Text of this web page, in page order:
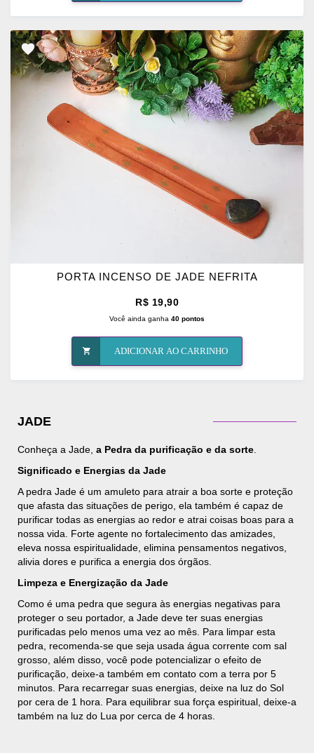
ADICIONAR
OS
FAVORITOS
PORTA INCENSO DE JADE NEFRITA
R$ 19,90
Você ainda ganha 40 pontos
ADICIONAR AO CARRINHO
JADE
Conheça a Jade, a Pedra da purificação e da sorte
Significado e Energias da Jade
A pedra Jade é um amuleto para atrair a boa sorte e proteção
que afasta das situações de perigo, ela também é capaz de
purificar todas as energias ao redor e atrai coisas boas para a
nossa vida. Forte agente no fortalecimento das amizades,
eleva nossa espiritualidade, elimina pensamentos negativos,
alivia dores e purifica a energia dos órgãos.
Limpeza e Energização da Jade
Como é uma pedra que segura às energias negativas para
proteger o seu portador, a Jade deve ter suas energias
purificadas pelo menos uma vez ao mês. Para limpar esta
pedra, recomenda-se que seja usada água corrente com sal
grosso, além disso, você pode potencializar o efeito de
purificação, deixe-a também em contato com a terra por 5
minutos. Para recarregar suas energias, deixe na luz do Sol
por cera de 1 hora. Para equilibrar sua força espiritual, deixe-a
também na luz do Lua por cerca de 4 horas.